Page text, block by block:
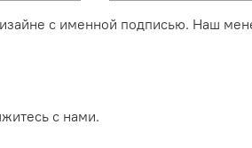
с именной подписью. Наш
с нами.